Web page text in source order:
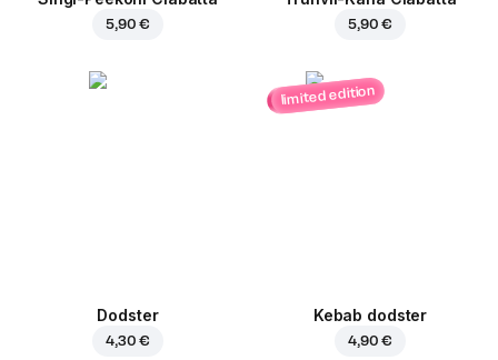
5,90 € 5,90 €
Dodster
4,30 €
limited edition
Kebab dodster
4,90 €